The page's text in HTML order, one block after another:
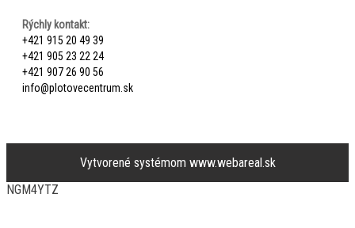
Rýchly kontakt:
+421 915 20 49 39
+421 905 23 22 24
+421 907 26 90 56
info@plotovecentrum.sk
Vytvorené systémom www.webareal.sk
NGM4YTZ